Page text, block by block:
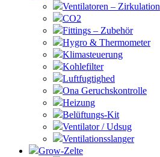
Ventilatoren – Zirkulation
CO2
Fittings – Zubehör
Hygro & Thermometer
Klimasteuerung
Kohlefilter
Luftfugtighed
Ona Geruchskontrolle
Heizung
Belüftungs-Kit
Ventilator / Udsug
Ventilationsslanger
Grow-Zelte